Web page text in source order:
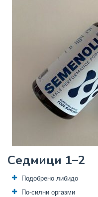
Седмици 1–2
Подобрено либидо
По-силни оргазми